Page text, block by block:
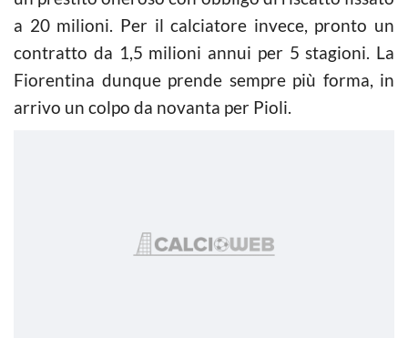
a 20 milioni. Per il calciatore invece, pronto un
contratto da 1,5 milioni annui per 5 stagioni. La
Fiorentina dunque prende sempre più forma, in
arrivo un colpo da novanta per Pioli.